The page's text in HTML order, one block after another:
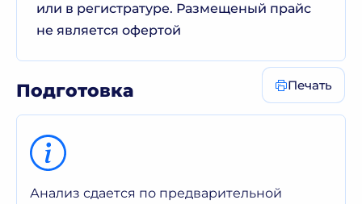
или в регистратуре. Размещеный прайс
не является офертой
Подготовка Печать
Анализ сдается по предварительной